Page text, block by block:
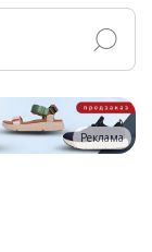
Реклама